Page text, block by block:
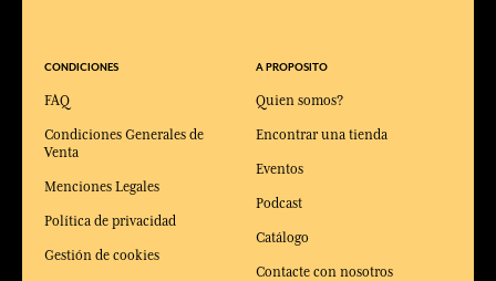
CONDICIONES
FAQ
Condiciones Generales de
Venta
Menciones Legales
Política de privacidad
Gestión de cookies
A PROPOSITO
Quien somos?
Encontrar una tienda
Eventos
Podcast
Catálogo
Contacte con nosotros